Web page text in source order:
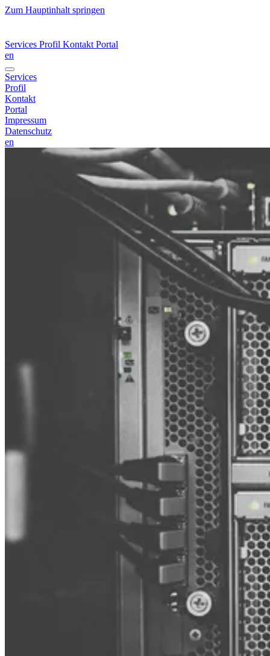
Zum Hauptinhalt springen
Services Profil Kontakt Portal
en
Services
Profil
Kontakt
Portal
Impressum
Datenschutz
en